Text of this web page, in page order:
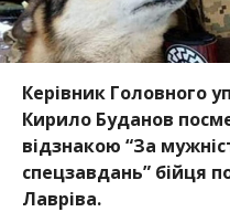
Керівник Головного
Кирило Буданов
відзнакою “За
спецзавдань” бійця
Лавріва.